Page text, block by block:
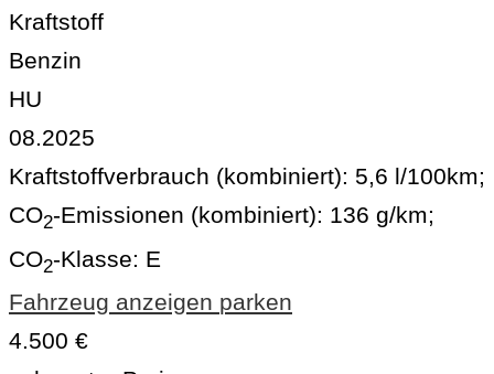
Kraftstoff
Benzin
HU
08.2025
Kraftstoffverbrauch (kombiniert): 5,6 l/100km;
CO2-Emissionen (kombiniert): 136 g/km;
CO2-Klasse: E
Fahrzeug anzeigen parken
4.500 €